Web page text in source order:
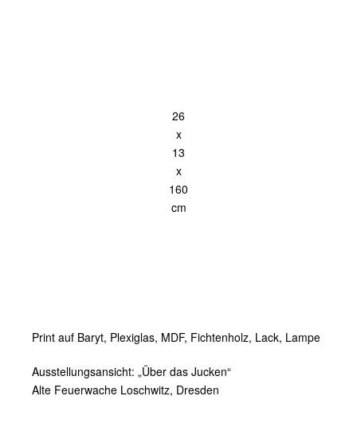
26
x
13
x
160
cm
Print auf Baryt, Plexiglas, MDF, Fichtenholz, Lack, Lampe
Ausstellungsansicht: „Über das Jucken“
Alte Feuerwache Loschwitz, Dresden